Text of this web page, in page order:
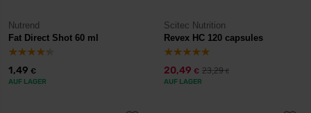
Nutrend
Fat Direct Shot 60 ml
1,49 €
AUF LAGER
Scitec Nutrition
Revex HC 120 capsules
20,49 € 23,29€
AUF LAGER